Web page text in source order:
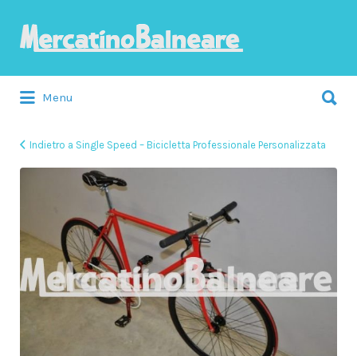
Menu
Indietro a Single Speed – Bicicletta Professionale Personalizzata